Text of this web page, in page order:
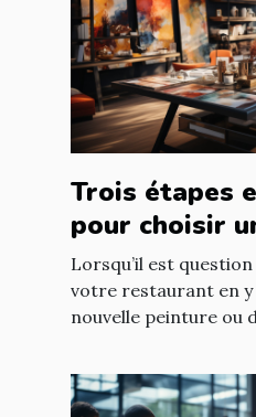
Trois étapes
pour choisir
d’intérieur
Lorsqu’il est
votre restaurant en
nouvelle peinture ou